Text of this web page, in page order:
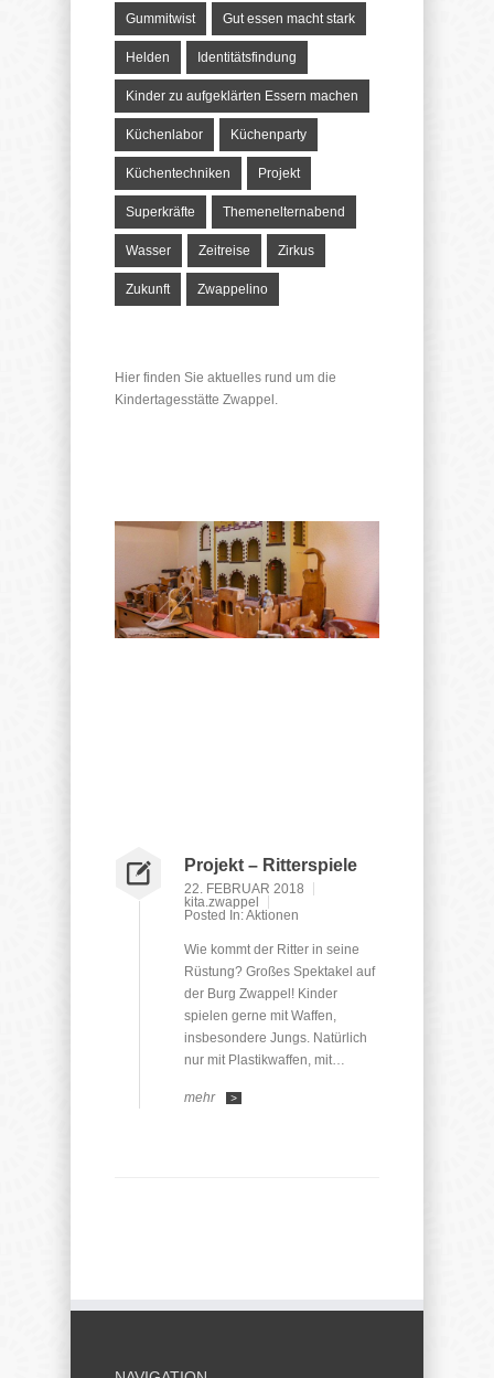
Gummitwist Gut essen macht stark
Helden Identitätsfindung
Kinder zu aufgeklärten Essern machen
Küchenlabor Küchenparty
Küchentechniken Projekt
Superkräfte Themenelternabend
Wasser Zeitreise Zirkus
Zukunft Zwappelino
Hier finden Sie aktuelles rund um die
Kindertagesstätte Zwappel.
Projekt – Ritterspiele
22. FEBRUAR 2018
kita.zwappel
Posted In:Aktionen
Wie kommt der Ritter in seine
Rüstung? Großes Spektakel auf
der Burg Zwappel! Kinder
spielen gerne mit Waffen,
insbesondere Jungs. Natürlich
nur mit Plastikwaffen, mit…
mehr >